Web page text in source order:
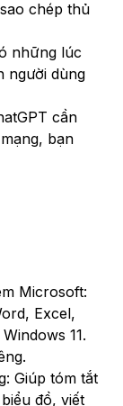
chép thủ
những lúc
người dùng
cần
bạn
Microsoft:
Excel,
11.
Giúp tóm tắt
đồ, viết